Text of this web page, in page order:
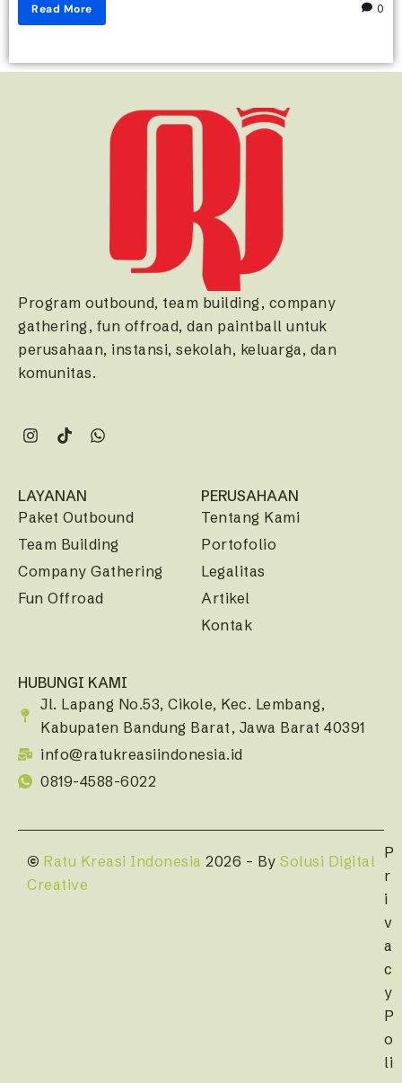
Read More 0
Program outbound, team building, company
gathering, fun offroad, dan paintball untuk
perusahaan, instansi, sekolah, keluarga, dan
komunitas.
LAYANAN
Paket Outbound
Team Building
Company Gathering
Fun Offroad
PERUSAHAAN
Tentang Kami
Portofolio
Legalitas
Artikel
Kontak
HUBUNGI KAMI
Jl. Lapang No.53, Cikole, Kec. Lembang,
Kabupaten Bandung Barat, Jawa Barat 40391
info@ratukreasiindonesia.id
0819-4588-6022
© Ratu Kreasi Indonesia 2026 – By Solusi Digital
Creative
P
r
i
v
a
c
y
P
o
li